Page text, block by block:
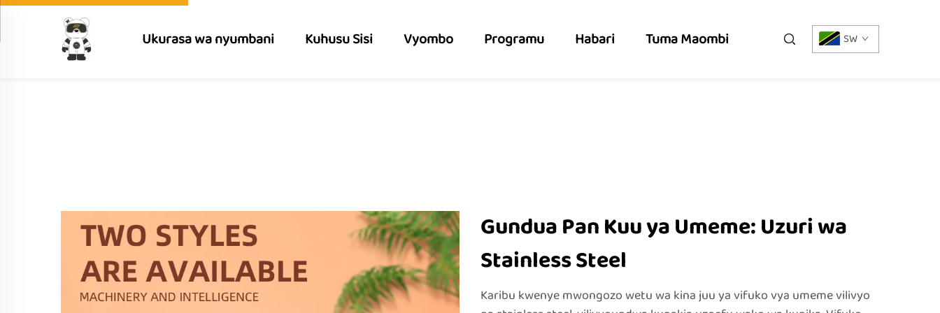
Ukurasa wa nyumbani Kuhusu Sisi Vyombo Programu Habari Tuma Maombi SW
Gundua Pan Kuu ya Umeme: Uzuri wa
Stainless Steel
Karibu kwenye mwongozo wetu wa kina juu ya vifuko vya umeme vilivyo